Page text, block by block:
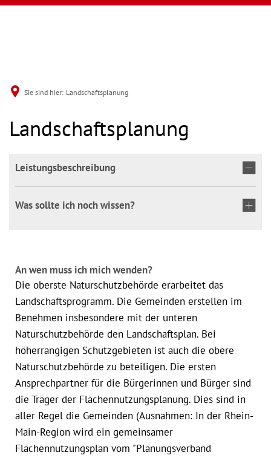
Sie sind hier: Landschaftsplanung
Landschaftsplanung
Leistungsbeschreibung
Was sollte ich noch wissen?
An wen muss ich mich wenden?
Die oberste Naturschutzbehörde erarbeitet das
Landschaftsprogramm. Die Gemeinden erstellen im
Benehmen insbesondere mit der unteren
Naturschutzbehörde den Landschaftsplan. Bei
höherrangigen Schutzgebieten ist auch die obere
Naturschutzbehörde zu beteiligen. Die ersten
Ansprechpartner für die Bürgerinnen und Bürger sind
die Träger der Flächennutzungsplanung. Dies sind in
aller Regel die Gemeinden (Ausnahmen: In der Rhein-
Main-Region wird ein gemeinsamer
Flächennutzungsplan vom "Planungsverband